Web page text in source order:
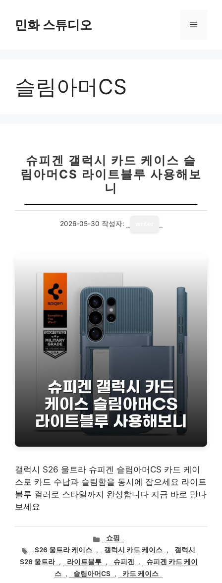
민화 스튜디오 메
슬림아머CS
슈피겐 갤럭시 카드 케이스 슬
림아머CS 라이트블루 사용해보
니
2026-05-30 작성자:
갤럭시 S26 울트라 슈피겐 슬림아머CS 카드 케이
스로 카드 수납과 슬림함을 동시에 잡으세요 라이트
블루 컬러로 스타일까지 완성합니다 지금 바로 만나
보세요
카
테
고
리
쇼핑
태
그
S26 울트라 케이스 , 갤럭시 카드 케이스 ,
갤럭시
S26 울트라 , 라이트블루 , 슈피겐 ,
슈피겐 카드 케이
스 , 슬림아머CS , 카드 케이스